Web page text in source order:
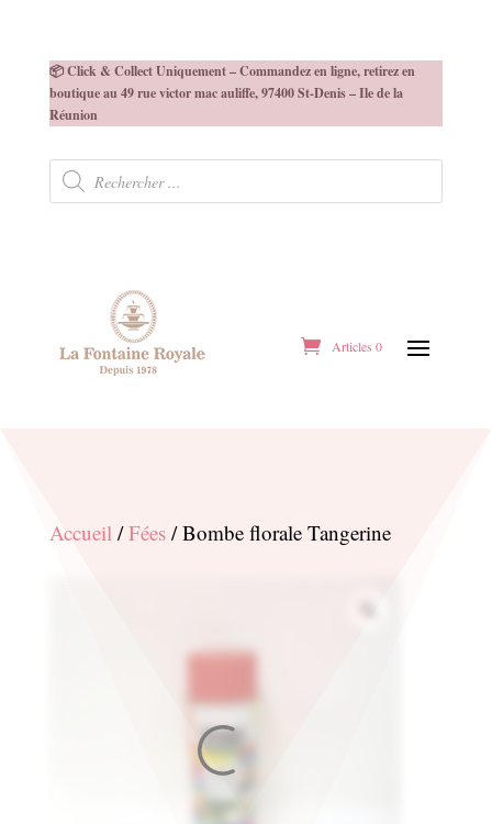
📦 Click & Collect Uniquement – Commandez en ligne, retirez en
boutique au 49 rue victor mac auliffe, 97400 St-Denis – Ile de la
Réunion
Recherche
produits
Articles 0
Accueil/Fées/ Bombe florale Tangerine